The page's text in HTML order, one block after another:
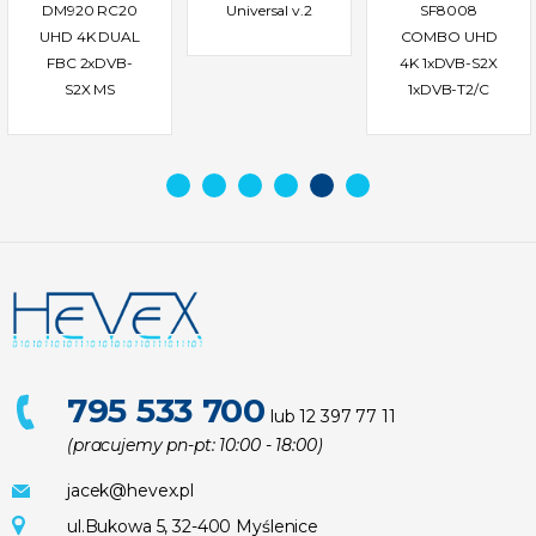
DM920 RC20
UHD 4K DUAL
FBC 2xDVB-
S2X MS
Universal v.2
SF8008
COMBO UHD
4K 1xDVB-S2X
1xDVB-T2/C
795 533 700 lub 12 397 77 11
(pracujemy pn-pt: 10:00 - 18:00)
jacek@hevex.pl
ul.Bukowa 5, 32-400 Myślenice